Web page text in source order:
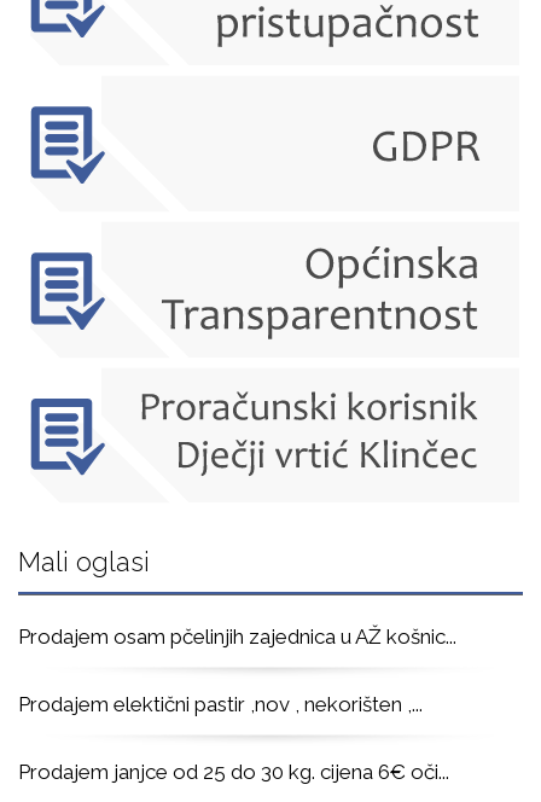
Mali oglasi
Prodajem osam pčelinjih zajednica u AŽ košnic...
Prodajem elektični pastir ,nov , nekorišten ,...
Prodajem janjce od 25 do 30 kg. cijena 6€ oči...